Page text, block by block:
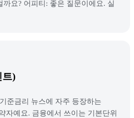
까요? 어피티: 좋은 질문이에요. 실
트)
준금리 뉴스에 자주 등장하는
약자예요. 금융에서 쓰이는 기본단위